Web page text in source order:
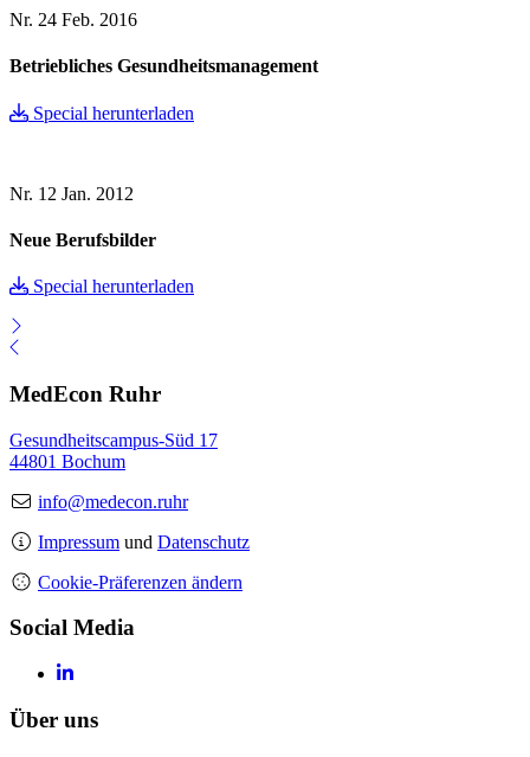
Nr. 24 Feb. 2016
Betriebliches Gesundheitsmanagement
Special herunterladen
Nr. 12 Jan. 2012
Neue Berufsbilder
Special herunterladen
MedEcon Ruhr
Gesundheitscampus-Süd 17
44801 Bochum
info@medecon.ruhr
Impressum und Datenschutz
Cookie-Präferenzen ändern
Social Media
Über uns